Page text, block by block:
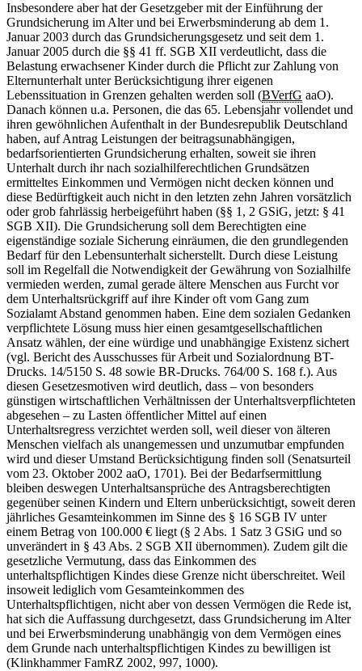
Insbesondere aber hat der Gesetzgeber mit der Einführung der
Grundsicherung im Alter und bei Erwerbsminderung ab dem 1.
Januar 2003 durch das Grundsicherungsgesetz und seit dem 1.
Januar 2005 durch die §§ 41 ff. SGB XII verdeutlicht, dass die
Belastung erwachsener Kinder durch die Pflicht zur Zahlung von
Elternunterhalt unter Berücksichtigung ihrer eigenen
Lebenssituation in Grenzen gehalten werden soll (BVerfG aaO).
Danach können u.a. Personen, die das 65. Lebensjahr vollendet und
ihren gewöhnlichen Aufenthalt in der Bundesrepublik Deutschland
haben, auf Antrag Leistungen der beitragsunabhängigen,
bedarfsorientierten Grundsicherung erhalten, soweit sie ihren
Unterhalt durch ihr nach sozialhilferechtlichen Grundsätzen
ermitteltes Einkommen und Vermögen nicht decken können und
diese Bedürftigkeit auch nicht in den letzten zehn Jahren vorsätzlich
oder grob fahrlässig herbeigeführt haben (§§ 1, 2 GSiG, jetzt: § 41
SGB XII). Die Grundsicherung soll dem Berechtigten eine
eigenständige soziale Sicherung einräumen, die den grundlegenden
Bedarf für den Lebensunterhalt sicherstellt. Durch diese Leistung
soll im Regelfall die Notwendigkeit der Gewährung von Sozialhilfe
vermieden werden, zumal gerade ältere Menschen aus Furcht vor
dem Unterhaltsrückgriff auf ihre Kinder oft vom Gang zum
Sozialamt Abstand genommen haben. Eine dem sozialen Gedanken
verpflichtete Lösung muss hier einen gesamtgesellschaftlichen
Ansatz wählen, der eine würdige und unabhängige Existenz sichert
(vgl. Bericht des Ausschusses für Arbeit und Sozialordnung BT-
Drucks. 14/5150 S. 48 sowie BR-Drucks. 764/00 S. 168 f.). Aus
diesen Gesetzesmotiven wird deutlich, dass – von besonders
günstigen wirtschaftlichen Verhältnissen der Unterhaltsverpflichteten
abgesehen – zu Lasten öffentlicher Mittel auf einen
Unterhaltsregress verzichtet werden soll, weil dieser von älteren
Menschen vielfach als unangemessen und unzumutbar empfunden
wird und dieser Umstand Berücksichtigung finden soll (Senatsurteil
vom 23. Oktober 2002 aaO, 1701). Bei der Bedarfsermittlung
bleiben deswegen Unterhaltsansprüche des Antragsberechtigten
gegenüber seinen Kindern und Eltern unberücksichtigt, soweit deren
jährliches Gesamteinkommen im Sinne des § 16 SGB IV unter
einem Betrag von 100.000 € liegt (§ 2 Abs. 1 Satz 3 GSiG und so
unverändert in § 43 Abs. 2 SGB XII übernommen). Zudem gilt die
gesetzliche Vermutung, dass das Einkommen des
unterhaltspflichtigen Kindes diese Grenze nicht überschreitet. Weil
insoweit lediglich vom Gesamteinkommen des
Unterhaltspflichtigen, nicht aber von dessen Vermögen die Rede ist,
hat sich die Auffassung durchgesetzt, dass Grundsicherung im Alter
und bei Erwerbsminderung unabhängig von dem Vermögen eines
dem Grunde nach unterhaltspflichtigen Kindes zu bewilligen ist
(Klinkhammer FamRZ 2002, 997, 1000).